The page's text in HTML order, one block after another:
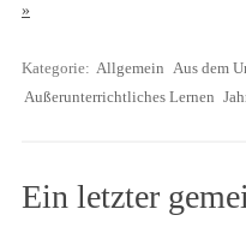
»
Kategorie: Allgemein Aus dem
Außerunterrichtliches Lernen
Ein letzter